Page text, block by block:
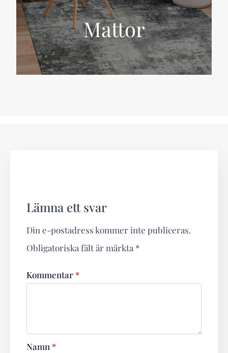
Mattor
Lämna ett svar
Din e-postadress kommer inte publiceras.
Obligatoriska fält är märkta *
Kommentar *
Namn *